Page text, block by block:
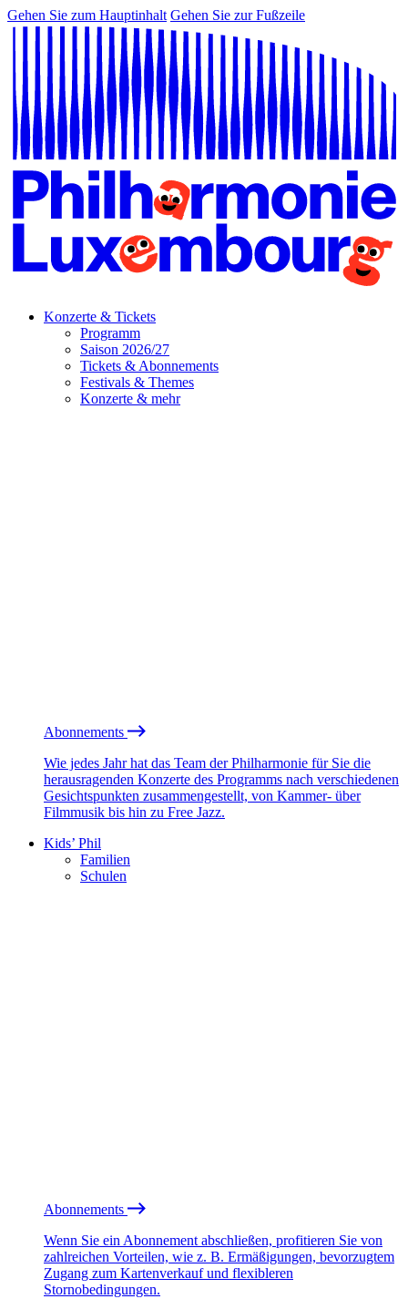
Gehen Sie zum Hauptinhalt Gehen Sie zur Fußzeile
Konzerte & Tickets
Programm
Saison 2026/27
Tickets & Abonnements
Festivals & Themes
Konzerte & mehr
Abonnements
Wie jedes Jahr hat das Team der Philharmonie für Sie die
herausragenden Konzerte des Programms nach verschiedenen
Gesichtspunkten zusammengestellt, von Kammer- über
Filmmusik bis hin zu Free Jazz.
Kids’ Phil
Familien
Schulen
Abonnements
Wenn Sie ein Abonnement abschließen, profitieren Sie von
zahlreichen Vorteilen, wie z. B. Ermäßigungen, bevorzugtem
Zugang zum Kartenverkauf und flexibleren
Stornobedingungen.